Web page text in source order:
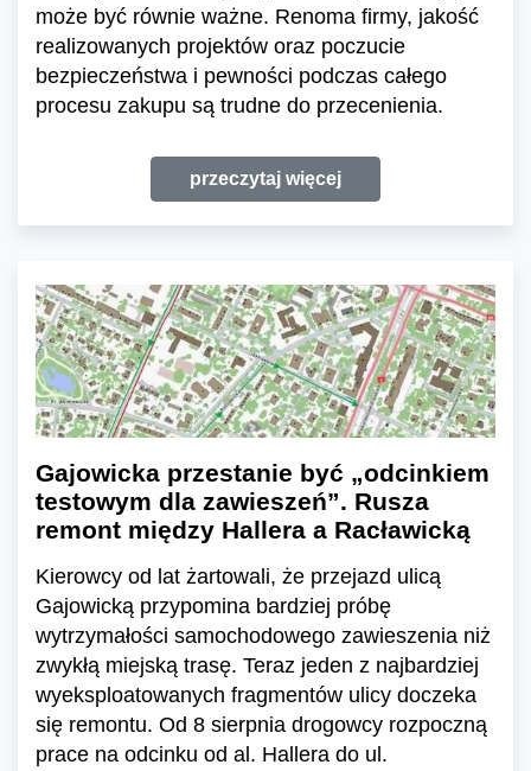
może być równie ważne. Renoma firmy, jakość
realizowanych projektów oraz poczucie
bezpieczeństwa i pewności podczas całego
procesu zakupu są trudne do przecenienia.
przeczytaj więcej
Gajowicka przestanie być „odcinkiem
testowym dla zawieszeń”. Rusza
remont między Hallera a Racławicką
Kierowcy od lat żartowali, że przejazd ulicą
Gajowicką przypomina bardziej próbę
wytrzymałości samochodowego zawieszenia niż
zwykłą miejską trasę. Teraz jeden z najbardziej
wyeksploatowanych fragmentów ulicy doczeka
się remontu. Od 8 sierpnia drogowcy rozpoczną
prace na odcinku od al. Hallera do ul.